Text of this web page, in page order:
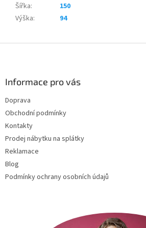
Šířka:
150
Výška: 94
Informace pro vás
Doprava
Obchodní podmínky
Kontakty
Prodej nábytku na splátky
Reklamace
Blog
Podmínky ochrany osobních údajů